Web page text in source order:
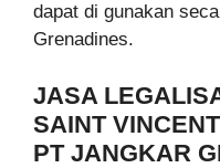
dapat di gunakan
Grenadines.
JASA
SAINT
PT JANGKAR